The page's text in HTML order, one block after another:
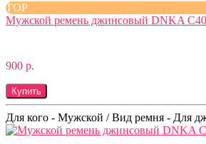
TOP
Мужской ремень джинсовый DNKA
900 р.
Купить
Для кого - Мужской / Вид ремня - Для